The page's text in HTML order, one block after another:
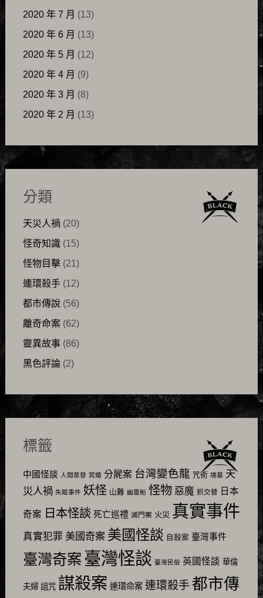
2020 年 7 月 (13)
2020 年 6 月 (13)
2020 年 5 月 (12)
2020 年 4 月 (9)
2020 年 3 月 (8)
2020 年 2 月 (13)
分類
天災人禍 (20)
怪奇知識(15)
怪物目擊(21)
連環殺手(12)
都市傳說(56)
離奇命案(62)
靈異故事(86)
黑色評論(2)
標籤
中國怪談 人間蒸發 冥婚 分屍案 台灣變色龍 咒術 墳墓 天
災人禍 失蹤事件 妖怪 山難 幽靈船 怪物 惡魔 抓交替 日本
奇案 日本怪談 死亡巡禮 滅門案 火災 真實事件
真實犯罪 美國奇案 美國怪談 自殺案 臺灣事件
臺灣奇案 臺灣怪談 臺灣民俗 英國怪談 華倫
夫婦 詛咒 謀殺案 連環命案 連環殺手 都市傳